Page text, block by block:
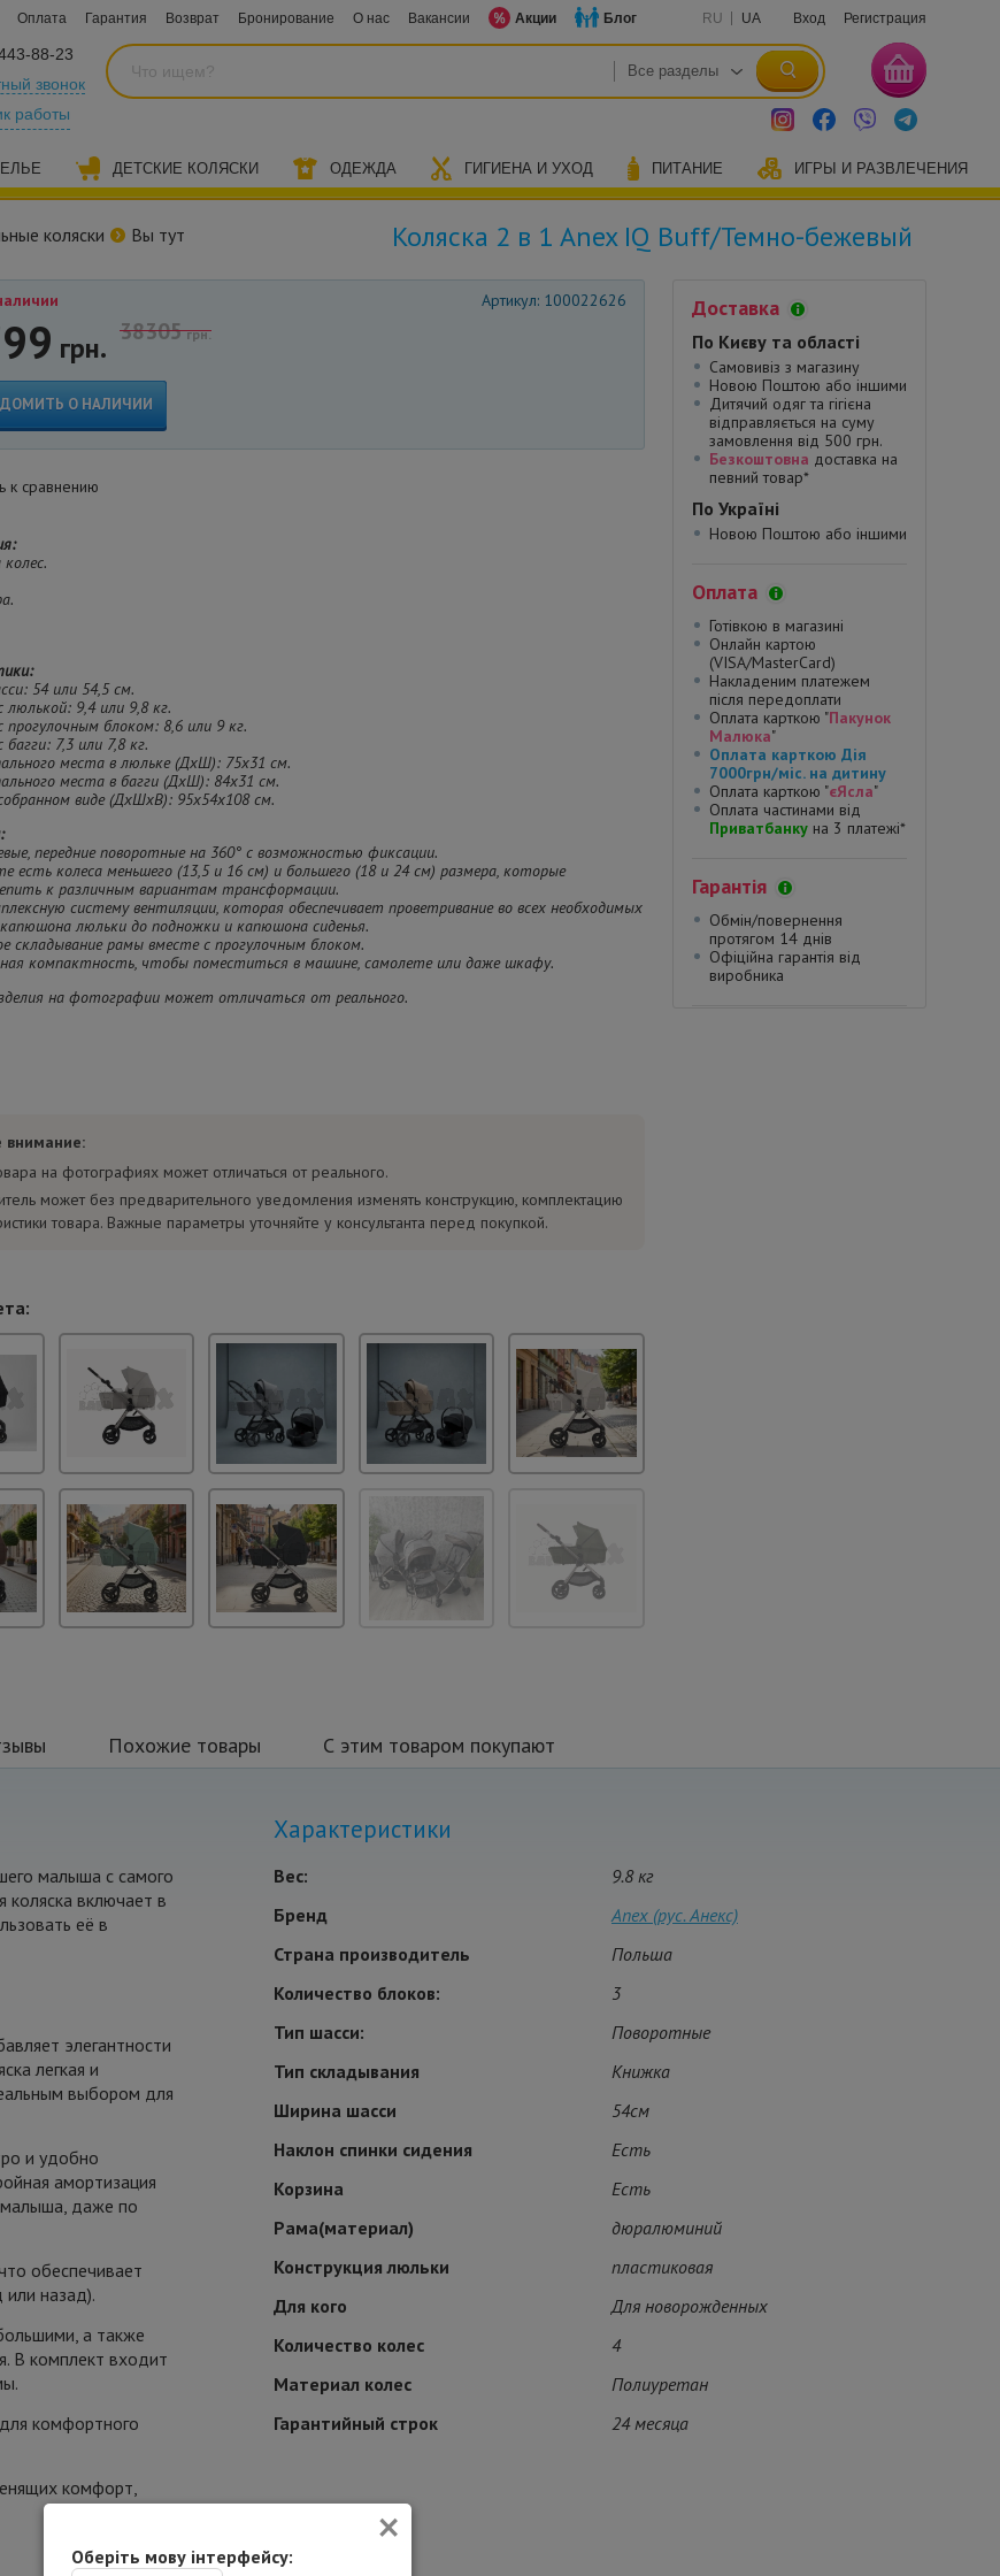
Оплата Гарантия Возврат Бронирование О нас Вакансии Акции Блог RU UA Вход Регистрация
88-23
звонок
работы
ДЕТСКИЕ КОЛЯСКИ ОДЕЖДА ГИГИЕНА И УХОД ПИТАНИЕ ИГРЫ И РАЗВЛЕЧЕНИЯ
коляски Вы тут Коляска 2 в 1 Anex IQ Buff/Темно-бежевый
Артикул: 100022626
38305грн.
грн.
О НАЛИЧИИ
к сравнению
54 или 54,5 см.
люлькой: 9,4 или 9,8 кг.
прогулочным блоком: 8,6 или 9 кг.
багги: 7,3 или 7,8 кг.
места в люльке (ДхШ): 75х31 см.
места в багги (ДхШ): 84х31 см.
виде (ДхШхВ): 95х54х108 см.
передние поворотные на 360° с возможностью фиксации.
есть колеса меньшего (13,5 и 16 см) и большего (18 и 24 см) размера, которые
к различным вариантам трансформации.
систему вентиляции, которая обеспечивает проветривание во всех необходимых
люльки до подножки и капюшона сиденья.
складывание рамы вместе с прогулочным блоком.
компактность, чтобы поместиться в машине, самолете или даже шкафу.
на фотографии может отличаться от реального.
внимание:
на фотографиях может отличаться от реального.
может без предварительного уведомления изменять конструкцию, комплектацию
товара. Важные параметры уточняйте у консультанта перед покупкой.
Доставка
По Києву та області
Самовивіз з магазину
Новою Поштою або іншими
Дитячий одяг та гігієна
відправляється на суму
замовлення від 500 грн.
Безкоштовна доставка на
певний товар*
По Україні
Новою Поштою або іншими
Оплата
Готівкою в магазині
Онлайн картою
(VISA/MasterCard)
Накладеним платежем
після передоплати
Оплата карткою "Пакунок
Малюка"
Оплата карткою Дія
7000грн/міс. на дитину
Оплата карткою "єЯсла"
Оплата частинами від
Приватбанку на 3 платежі*
Гарантія
Обмін/повернення
протягом 14 днів
Офіційна гарантія від
виробника
Похожие товары С этим товаром покупают
малыша с самого
коляска включает в
её в
элегантности
легкая и
выбором для
и удобно
амортизация
малыша, даже по
обеспечивает
назад).
а также
В комплект входит
комфортного
комфорт,
Характеристики
Вес:
9.8 кг
Бренд
Anex (рус. Анекс)
Страна производитель
Польша
Количество блоков:
3
Тип шасси:
Поворотные
Тип складывания
Книжка
Ширина шасси
54см
Наклон спинки сидения
Есть
Корзина
Есть
Рама(материал)
дюралюминий
Конструкция люльки
пластиковая
Для кого
Для новорожденных
Количество колес
4
Материал колес
Полиуретан
Гарантийный строк
24 месяца
×
Оберіть мову інтерфейсу: